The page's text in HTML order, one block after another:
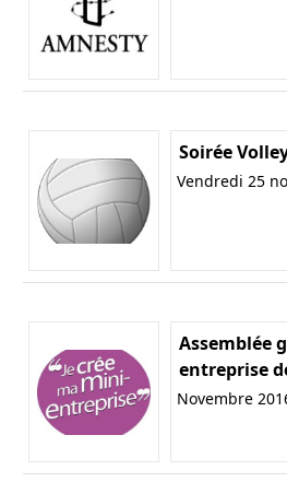
Soirée
Vendredi 25
Assemblée
entreprise
Novembre